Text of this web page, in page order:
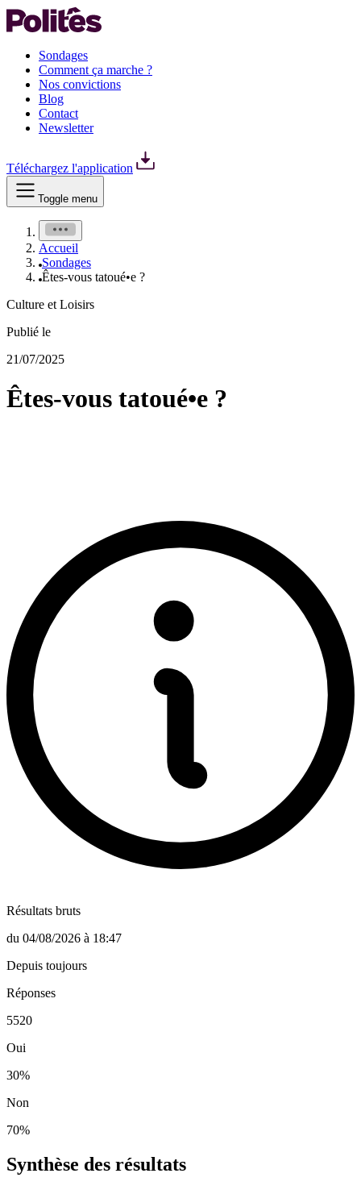
Sondages
Comment ça marche ?
Nos convictions
Blog
Contact
Newsletter
Téléchargez l'application
Toggle menu
Accueil
Sondages
Êtes-vous tatoué•e ?
Culture et Loisirs
Publié le
21/07/2025
Êtes-vous tatoué•e ?
Résultats bruts
du 04/08/2026 à 18:47
Depuis toujours
Réponses
5520
Oui
30%
Non
70%
Synthèse des résultats